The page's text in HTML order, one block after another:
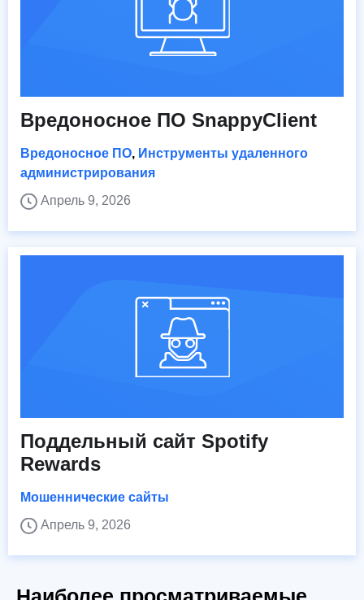
Вредоносное ПО SnappyClient
Вредоносное ПО, Инструменты удаленного
администрирования
Апрель 9, 2026
Поддельный сайт Spotify
Rewards
Мошеннические сайты
Апрель 9, 2026